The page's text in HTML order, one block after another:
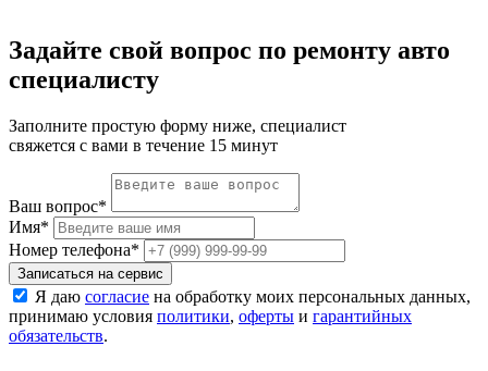
Задайте свой вопрос по ремонту авто
специалисту
Заполните простую форму ниже, специалист
свяжется с вами в течение 15 минут
Ваш вопрос*
Имя*
Номер телефона*
Записаться на сервис
Я даю согласие на обработку моих персональных данных,
принимаю условия политики, оферты и гарантийных
обязательств.